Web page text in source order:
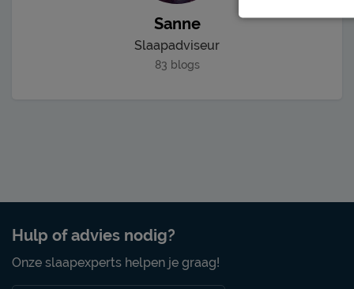
Sanne
Slaapadviseur
83 blogs
Hulp of advies nodig?
Onze slaapexperts helpen je graag!